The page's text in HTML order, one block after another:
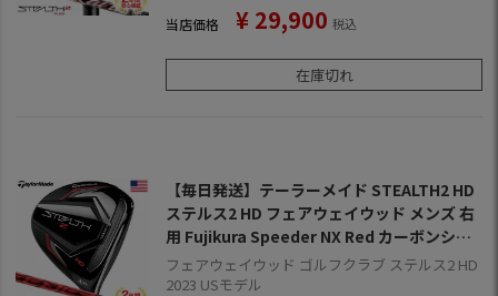
当店価格 ¥ 29,900 税込
在庫切れ
【毎日発送】テーラーメイド STEALTH2 HD
ステルス2 HD フェアウェイウッド メンズ 右
用 Fujikura Speeder NX Red カーボンシャ
フト 2023年モデル USA直輸入品【2年保証】
フェアウェイウッド ゴルフクラブ ステルス2 HD
2023 USモデル